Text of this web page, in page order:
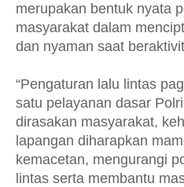
merupakan bentuk nyata
masyarakat dalam
dan nyaman saat
“Pengaturan lalu lintas
satu pelayanan dasar
dirasakan masyarakat,
lapangan diharapkan
kemacetan, mengurangi
lintas serta membantu